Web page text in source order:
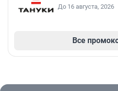
До 16 августа, 2026
Все